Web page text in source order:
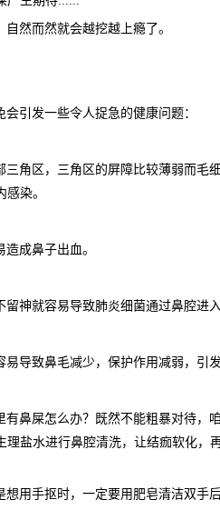
然而然就会越挖越上瘾了。
引发一些令人捉急的健康问题：
角区，三角区的屏障比较薄弱而毛
染。
成鼻子出血。
神就容易导致肺炎细菌通过鼻腔进
导致鼻毛减少，保护作用减弱，引
鼻屎怎么办？既然不能粗暴对待，
理盐水进行鼻腔清洗，让结痂软化，
用手抠时，一定要用肥皂清洁双手